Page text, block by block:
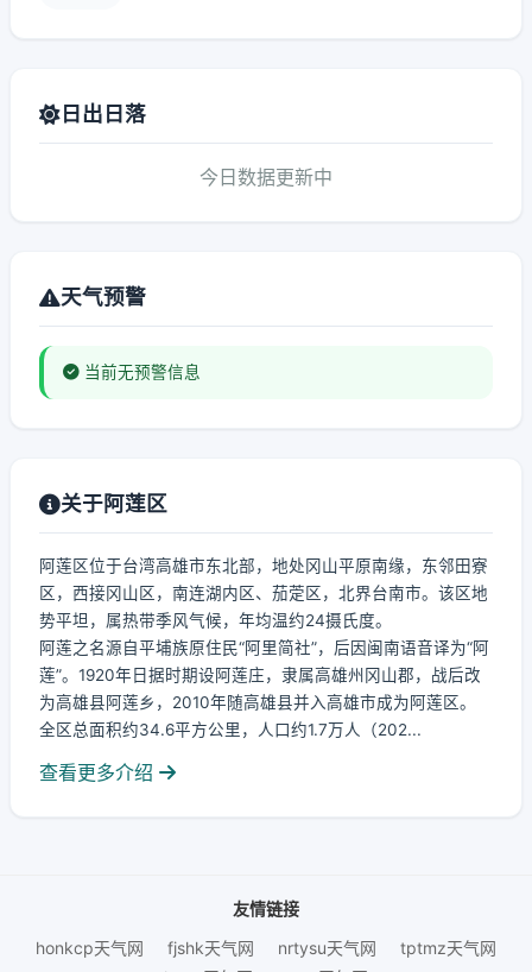
日出日落
今日数据更新中
天气预警
当前无预警信息
关于阿莲区
阿莲区位于台湾高雄市东北部，地处冈山平原南缘，东邻田寮
区，西接冈山区，南连湖内区、茄萣区，北界台南市。该区地
势平坦，属热带季风气候，年均温约24摄氏度。
阿莲之名源自平埔族原住民“阿里简社”，后因闽南语音译为“阿
莲”。1920年日据时期设阿莲庄，隶属高雄州冈山郡，战后改
为高雄县阿莲乡，2010年随高雄县并入高雄市成为阿莲区。
全区总面积约34.6平方公里，人口约1.7万人（202...
查看更多介绍
友情链接
honkcp天气网
fjshk天气网 nrtysu天气网
tptmz天气网